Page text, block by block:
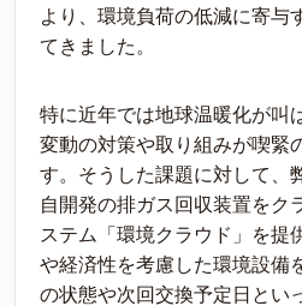
より、環境負荷の低減に寄与
てきました。
特に近年では地球温暖化が叫
変動の対策や取り組みが喫緊
す。そうした課題に対して、
自開発の排ガス回収装置をク
ステム「環境クラウド」を提
や経済性を考慮した環境設備
の状態や次回交換予定日とい